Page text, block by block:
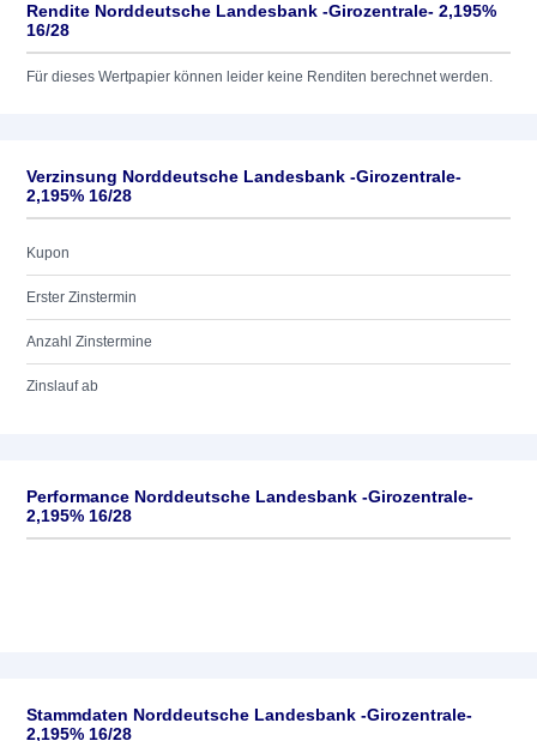
Rendite Norddeutsche Landesbank -Girozentrale- 2,195%
16/28
Für dieses Wertpapier können leider keine Renditen berechnet werden.
Verzinsung Norddeutsche Landesbank -Girozentrale-
2,195% 16/28
Kupon
Erster Zinstermin
Anzahl Zinstermine
Zinslauf ab
Performance Norddeutsche Landesbank -Girozentrale-
2,195% 16/28
Stammdaten Norddeutsche Landesbank -Girozentrale-
2,195% 16/28